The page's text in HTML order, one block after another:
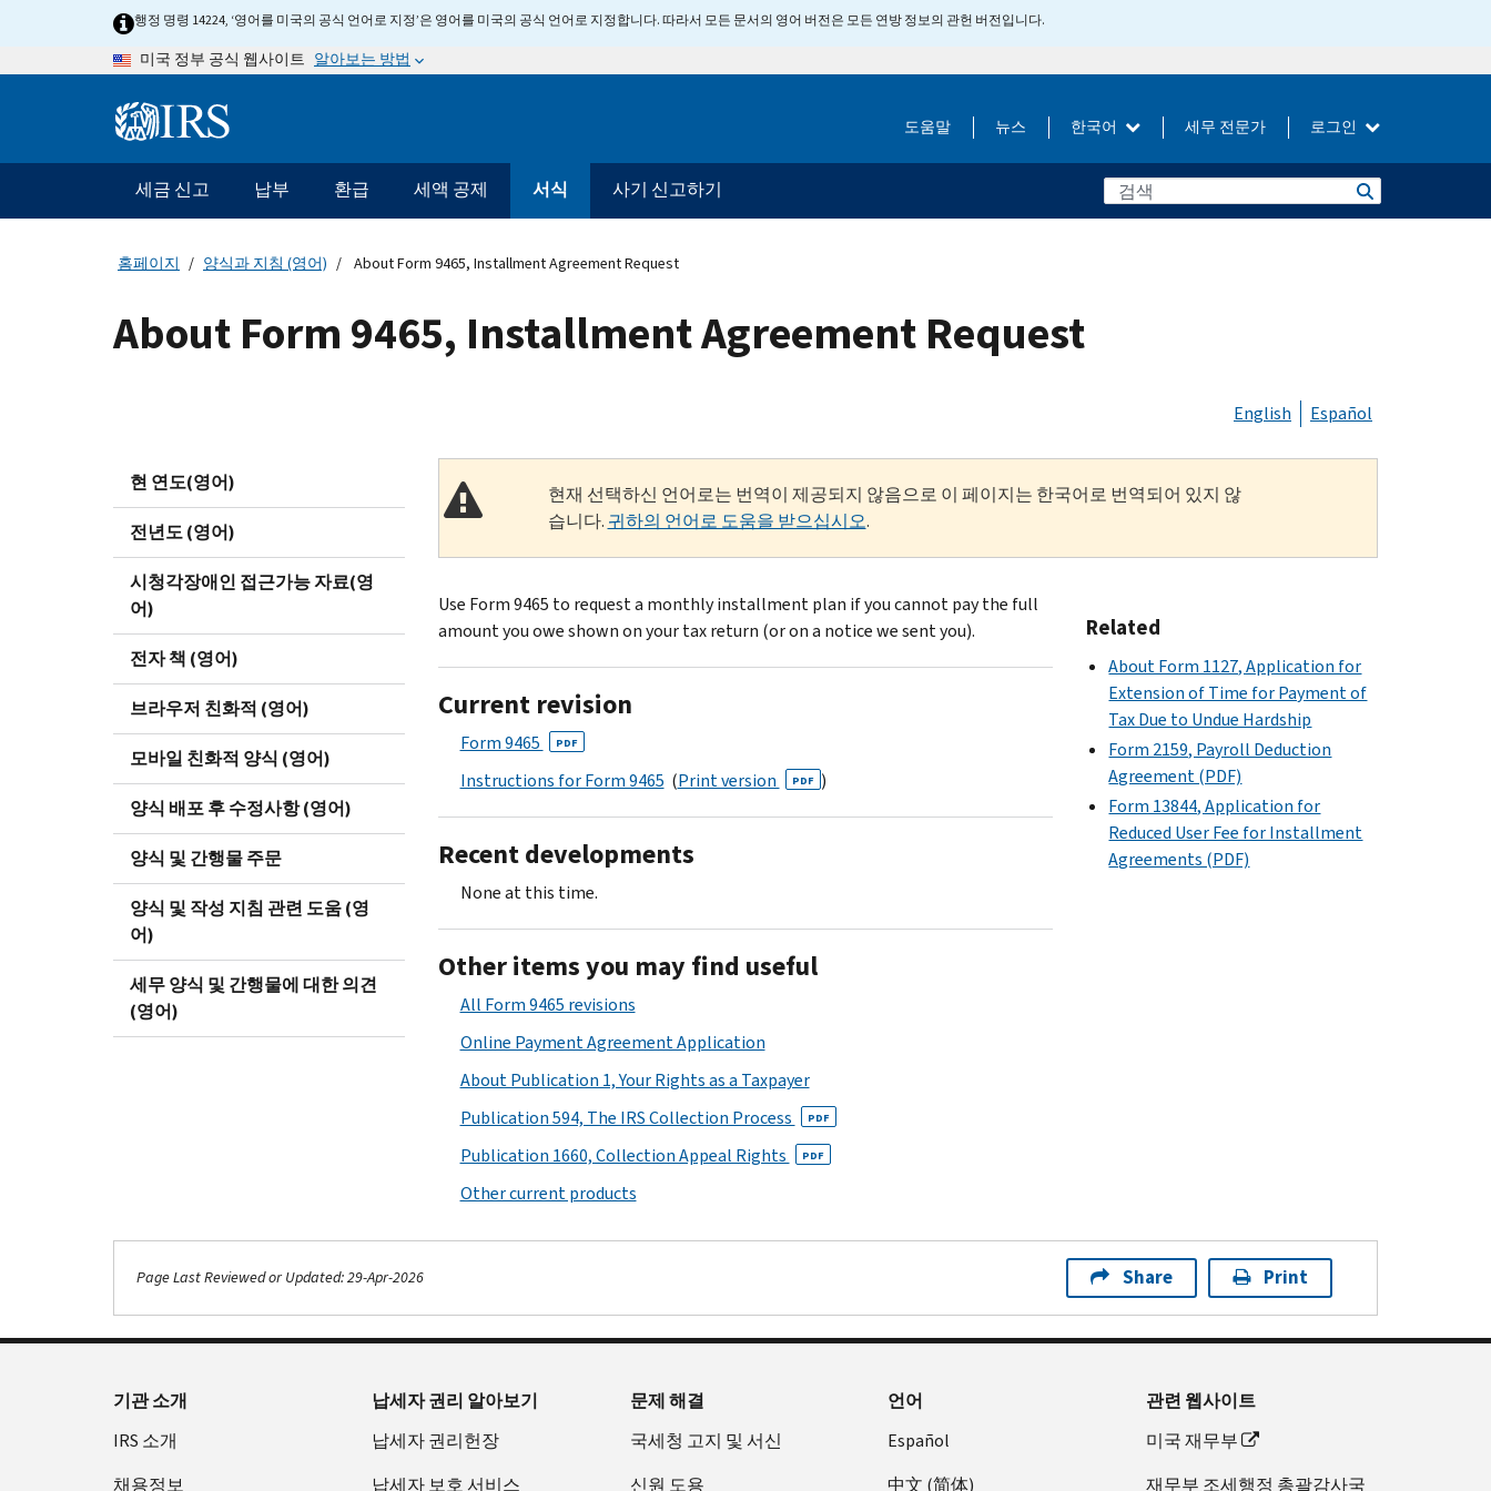
행정 명령 14224, ‘영어를 미국의 공식 언어로 지정’은 영어를 미국의 공식 언어로 지정합니다. 따라서 모든 문서의 영어 버전은 모든 연방 정보의 관헌 버전입니다.
미국 정부 공식 웹사이트 알아보는 방법
Information 도움말 뉴스 한국어 세무 전문가 로그인
메
인
네
게
이
세금 신고 납부 환급 세액 공제 서식 사기 신고하기
홈페이지 양식과 지침 (영어) About Form 9465, Installment Agreement Request
About Form 9465, Installment Agreement Request
English Español
현 연도(영어)
전년도 (영어)
시청각장애인 접근가능 자료(영
어)
전자 책 (영어)
브라우저 친화적 (영어)
모바일 친화적 양식 (영어)
양식 배포 후 수정사항 (영어)
양식 및 간행물 주문
양식 및 작성 지침 관련 도움 (영
어)
세무 양식 및 간행물에 대한 의견
(영어)
현재 선택하신 언어로는 번역이 제공되지 않음으로 이 페이지는 한국어로 번역되어 있지 않
습니다. 귀하의 언어로 도움을 받으십시오.
Use Form 9465 to request a monthly installment plan if you cannot pay the full
amount you owe shown on your tax return (or on a notice we sent you).
Current revision
Form 9465 PDF
Instructions for Form 9465 (Print version PDF )
Recent developments
None at this time.
Other items you may find useful
All Form 9465 revisions
Online Payment Agreement Application
About Publication 1, Your Rights as a Taxpayer
Publication 594, The IRS Collection Process
PDF
Publication 1660, Collection Appeal Rights PDF
Other current products
Related
About Form 1127, Application for
Extension of Time for Payment of
Tax Due to Undue Hardship
Form 2159, Payroll Deduction
Agreement (PDF)
Form 13844, Application for
Reduced User Fee for Installment
Agreements (PDF)
Page Last Reviewed or Updated: 29-Apr-2026 Share Print
기관 소개
IRS 소개
채용정보
납세자 권리 알아보기
납세자 권리헌장
납세자 보호 서비스
문제 해결
국세청 고지 및 서신
신원 도용
언어
Español
中文 (简体)
관련 웹사이트
미국 재무부
재무부 조세행정 총괄감사국